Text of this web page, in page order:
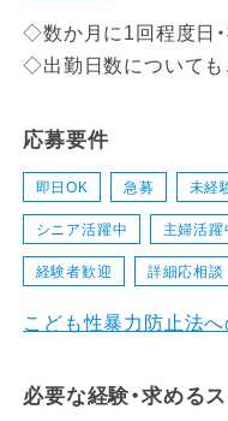
◇数か月に1回程度日
◇出勤日数についても
応募要件
即日OK 急募 未経
シニア活躍中 主婦活躍
経験者歓迎 詳細応相談
こども性暴力防止法
必要な経験・求める